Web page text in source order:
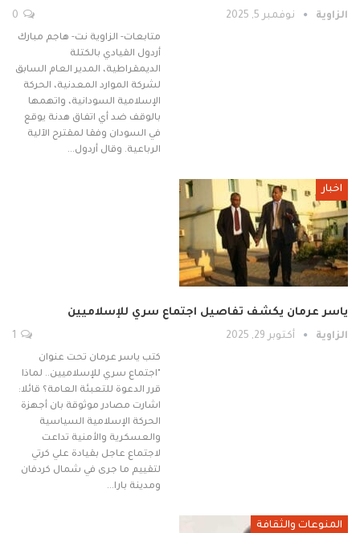
الزاوية نوفمبر 5, 2025
متابعات- الزاوية نت- هاجم مبارك
أردول القيادي بالكتلة
الديمقراطية، المدير العام السابق
لشركة الموارد المعدنية، الحركة
الإسلامية السودانية، واتهمها
بالوقف ضد أي اتفاق هدنة يوقع
في السودان وفقا لمقترح الآلية
الرباعية. وقال أردول…
اخبار
ياسر عرمان يكشف تفاصيل اجتماع سري للإسلاميين
الزاوية أكتوبر 29, 2025
كتب ياسر عرمان تحت عنوان
"اجتماع سري للإسلاميين.. لماذا
قرر الدعوة للتعبئة العامة؟ قائلا:
اشارت مصادر موثوقة بان أجهزة
الحركة الإسلامية السياسية
والعسكرية والأمنية تداعت
لاجتماع عاجل بقيادة علي كرتي
لتقييم ما جرى في شمال كردفان
ومدينة بارا…
المنوعات والثقافة